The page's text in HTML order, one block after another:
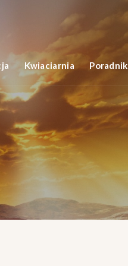
Kwiaciarnia Poradnik